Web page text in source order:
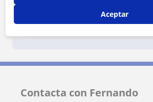
Ver perfil
Contacta con Fernando
Aceptar